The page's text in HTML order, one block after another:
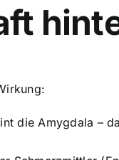
die Amygdala –